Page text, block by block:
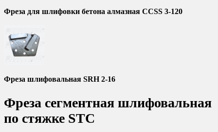
Фреза для шлифовки бетона алмазная CCSS 3-120
Фреза шлифовальная SRH 2-16
Фреза сегментная шлифовальная
по стяжке STC